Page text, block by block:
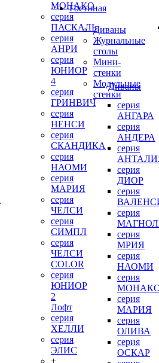
МОНАКО
серия
ПАСКАЛЬ
серия
АНРИ
серия
ЮНИОР
4
серия
ГРИНВИЧ
серия
НЕНСИ
серия
СКАНДИКА
серия
НАОМИ
серия
МАРИЯ
серия
ЧЕЛСИ
серия
СИМПЛ
серия
ЧЕЛСИ
COLOR
серия
ЮНИОР
2
Лофт
серия
ХЕЛЛИ
серия
ЭЛИС
+
Диваны
Гостиная
Диваны
Журнальные
столы
Мини-
стенки
Модульные
стенки
серия
АНГАРА
серия
АНДЕРА
серия
серия
ДИОР
серия
серия
серия
МРИЯ
серия
НАОМИ
серия
серия
МАРИЯ
серия
ОЛИВА
серия
ОСКАР